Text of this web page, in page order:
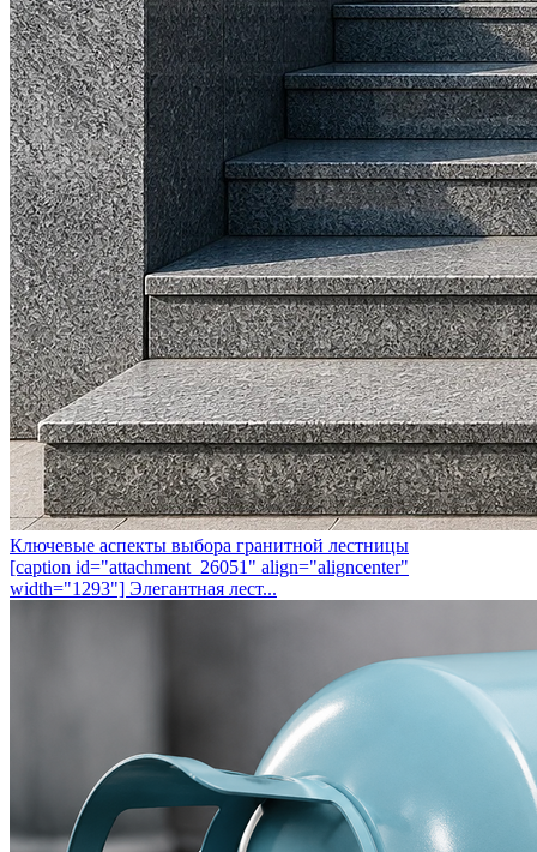
Ключевые аспекты выбора гранитной лестницы
[caption id="attachment_26051" align="aligncenter"
width="1293"] Элегантная лест...